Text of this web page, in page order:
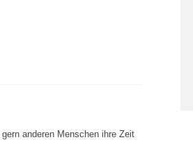
anderen Menschen ihre Zeit